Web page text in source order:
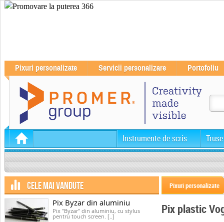
Pixuri personalizate Servicii personalizare Portofoliu
Instrumente de scris
CELE MAI VANDUTE
Pix Byzar din aluminiu
Pix "Byzar" din aluminiu, cu stylus
pentru touch screen. [..]
Pixuri personalizate
Pix plastic